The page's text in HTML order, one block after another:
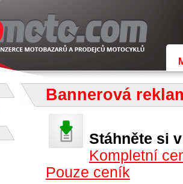
Bannerová
Stáhněte si
Kompletní
Pouze ceník